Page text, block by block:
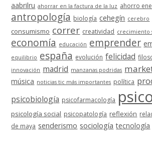
aabrilru ahorrar en la factura de la luz ahorro
antropología biología cehegín cerebro
consumismo correr creatividad crecimiento
economía educación emprender
equilibrio españa evolución felicidad
innovación madrid manzanas podridas
música noticias tic más importantes política
psicobiología psicofarmacología
psicología social psicopatología reflexión
de maya senderismo sociología tecnología